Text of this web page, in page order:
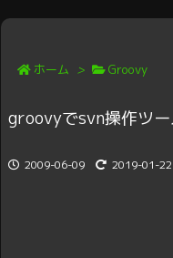
ホーム > Groovy
groovyでsvn操作ツー
2009-06-09 2019-01-22